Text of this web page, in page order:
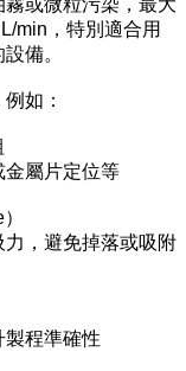
或微粒污染，最大
min，特別適合用
備。
如：
金屬片定位等
，避免掉落或吸附
程準確性